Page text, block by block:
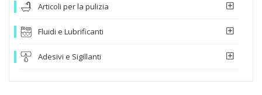
Articoli per la pulizia
Fluidi e Lubrificanti
Adesivi e Sigillanti